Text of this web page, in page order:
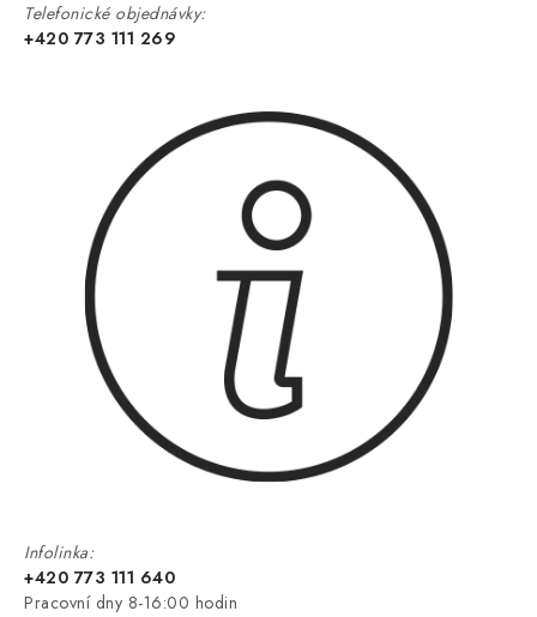
Telefonické objednávky:
+420 773 111 269
Infolinka:
+420 773 111 640
Pracovní dny 8-16:00 hodin